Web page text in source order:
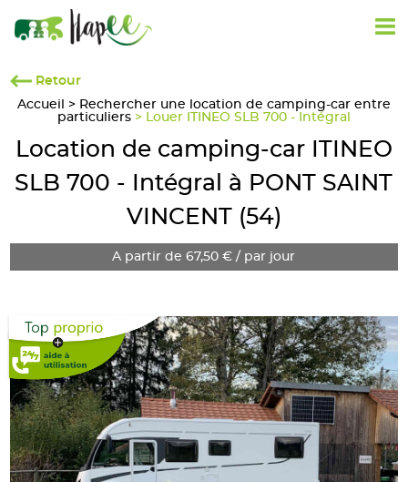
Retour
Accueil
> Rechercher une location de camping-car entre
particuliers > Louer ITINEO SLB 700 - Intégral
Location de camping-car ITINEO
SLB 700 - Intégral à PONT SAINT
VINCENT (54)
A partir de 67,50 € / par jour